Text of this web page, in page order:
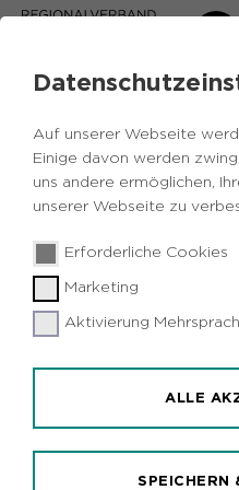
Auf unserer Webseite
Einige davon werden
uns andere ermöglichen,
unserer Webseite zu
Erforderliche Cookies
Marketing
Aktivierung
ALLE
SPEICHERN
Zurück
Wälder
Emscherbruch -